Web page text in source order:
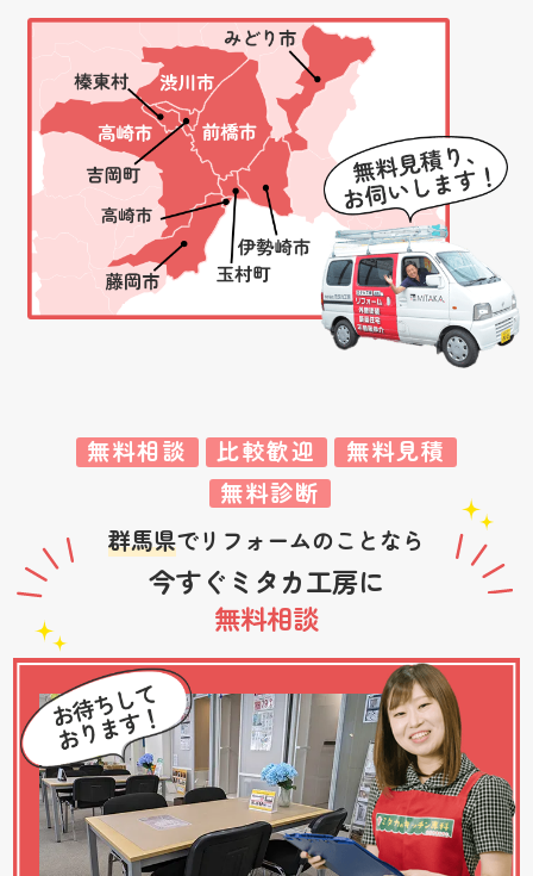
無料相談 比較歓迎
無料見積
無料診断
群馬県でリフォームのことなら
今すぐミタカ工房に
無料相談